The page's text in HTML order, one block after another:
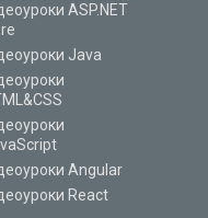
ASP.NET
Java
Angular
React